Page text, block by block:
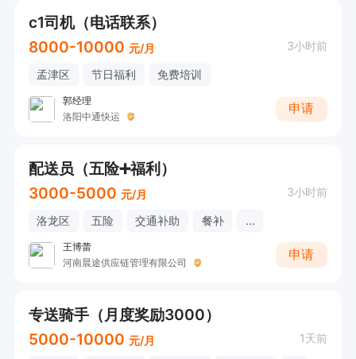
c1司机（电话联系）
8000-10000 元/月 3小时前
孟津区 节日福利 免费培训
郭经理
洛阳中通快运
申请
配送员（五险➕福利）
3000-5000 元/月 3小时前
洛龙区 五险 交通补助 餐补 ...
王博蕾
河南晨途供应链管理有限公司
申请
专送骑手（月度奖励3000）
5000-10000 元/月 1天前